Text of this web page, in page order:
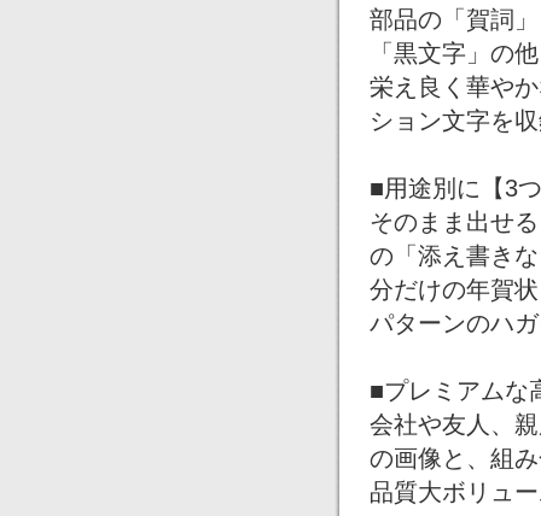
部品の「賀詞
「黒文字」の
栄え良く華や
ション文字を
■用途別に【3
そのまま出せ
の「添え書き
分だけの年賀
パターンのハ
■プレミアムな
会社や友人、
の画像と、組
品質大ボリュ